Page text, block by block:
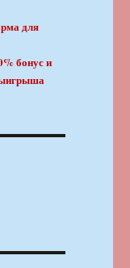
для
бонус и